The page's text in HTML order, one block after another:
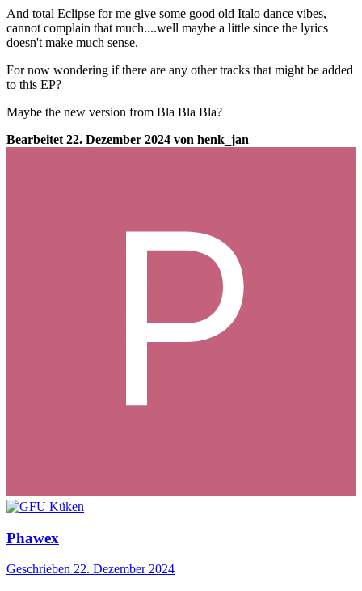
And total Eclipse for me give some good old Italo dance vibes,
cannot complain that much....well maybe a little since the lyrics
doesn't make much sense.
For now wondering if there are any other tracks that might be added
to this EP?
Maybe the new version from Bla Bla Bla?
Bearbeitet 22. Dezember 2024 von henk_jan
Phawex
Geschrieben 22. Dezember 2024